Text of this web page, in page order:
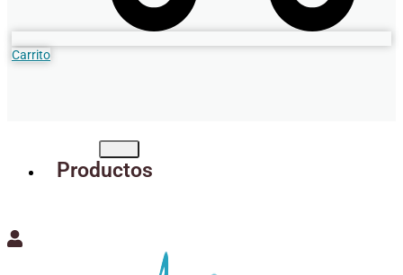
Carrito
Productos